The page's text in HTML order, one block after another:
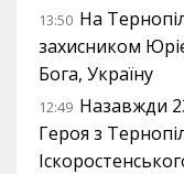
13:50 На
захисником
Бога, Україну
12:49 Назавжди
Героя з